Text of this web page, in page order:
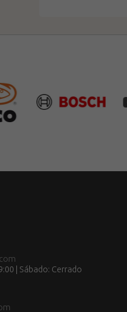
| Sábado: Cerrado